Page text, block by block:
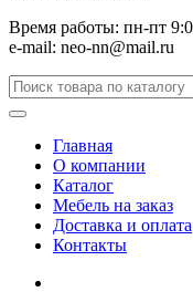
Время работы: пн-пт
e-mail: neo-nn@mail.ru
Главная
О компании
Каталог
Мебель на заказ
Доставка и оплата
Контакты